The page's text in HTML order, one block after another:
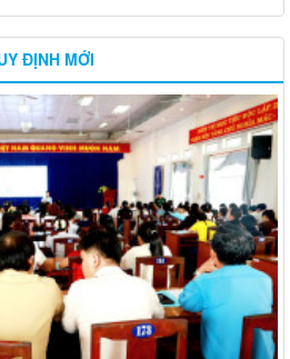
ĐỊNH MỚI